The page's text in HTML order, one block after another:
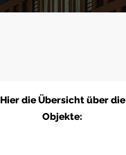
Hier die Übersicht über die
Objekte: